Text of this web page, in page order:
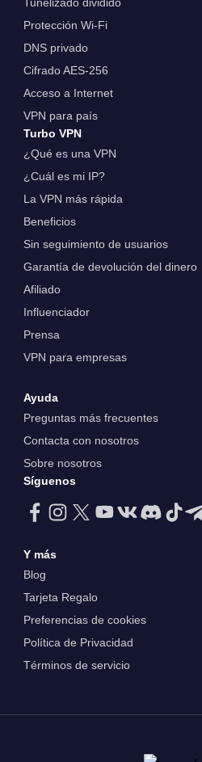
Protección Wi-Fi
DNS privado
Cifrado AES-256
Acceso a Internet
VPN para país
Turbo VPN
¿Qué es una VPN
¿Cuál es mi IP?
La VPN más rápida
Beneficios
Sin seguimiento de usuarios
Garantía de devolución del dinero
Afiliado
Influenciador
Prensa
VPN para empresas
Ayuda
Preguntas más frecuentes
Contacta con nosotros
Sobre nosotros
Síguenos
Y más
Blog
Tarjeta Regalo
Preferencias de cookies
Política de Privacidad
Términos de servicio